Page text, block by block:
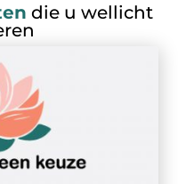
die u wellicht